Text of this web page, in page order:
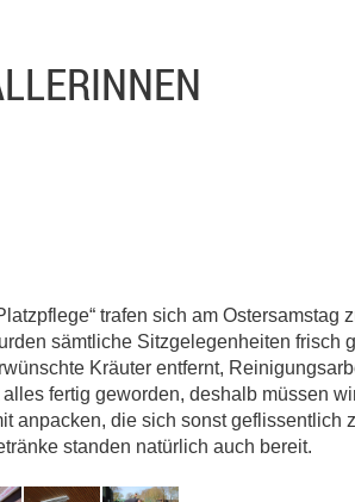
trafen sich am
sämtliche Sitzgelegenheiten frisch
Kräuter entfernt,
fertig geworden, deshalb müssen
anpacken, die sich sonst geflissentlich
standen natürlich auch bereit.